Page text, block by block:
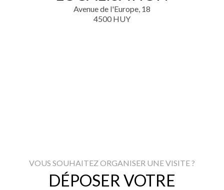
Avenue de l'Europe, 18
4500 HUY
VOUS SOUHAITEZ ORGANISER UNE VISITE ?
DÉPOSER VOTRE